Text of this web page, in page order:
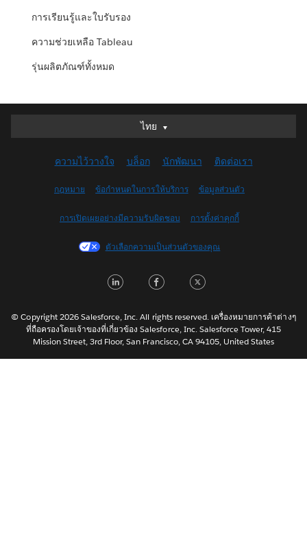
การเรียนรู้และใบรับรอง
ความช่วยเหลือ Tableau
รุ่นผลิตภัณฑ์ทั้งหมด
ไทย
ไทย
English (UK)
English (US)
Français (Canada)
Français (France)
日本語
Nederlands
Português
ความไว้วางใจ บล็อก นักพัฒนา ติดต่อเรา
กฎหมาย ข้อกำหนดในการให้บริการ ข้อมูลส่วนตัว
การเปิดเผยอย่างมีความรับผิดชอบ การตั้งค่าคุกกี้
ตัวเลือกความเป็นส่วนตัวของคุณ
LinkedInFacebook
© Copyright 2026 Salesforce, Inc. All rights reserved. เครื่องหมายการค้าต่างๆ
ที่ถือครองโดยเจ้าของที่เกี่ยวข้อง Salesforce, Inc. Salesforce Tower, 415
Mission Street, 3rd Floor, San Francisco, CA 94105, United States